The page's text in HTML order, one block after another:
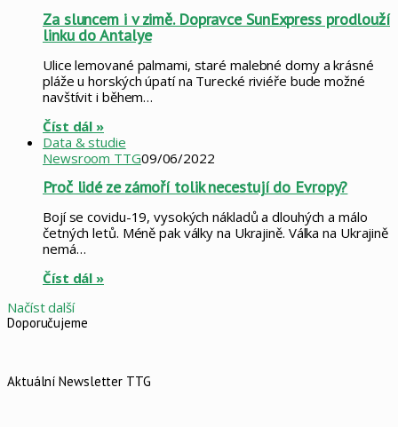
Za sluncem i v zimě. Dopravce SunExpress prodlouží
linku do Antalye
Ulice lemované palmami, staré malebné domy a krásné
pláže u horských úpatí na Turecké riviéře bude možné
navštívit i během…
Číst dál »
Data & studie
Newsroom TTG09/06/2022
Proč lidé ze zámoří tolik necestují do Evropy?
Bojí se covidu-19, vysokých nákladů a dlouhých a málo
četných letů. Méně pak války na Ukrajině. Válka na Ukrajině
nemá…
Číst dál »
Načíst další
Doporučujeme
Aktuální Newsletter TTG